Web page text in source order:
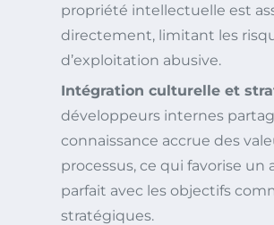
propriété intellectuelle est
directement, limitant les
d’exploitation abusive.
Intégration culturelle et
développeurs internes
connaissance accrue des
processus, ce qui favorise un
parfait avec les objectifs
stratégiques.